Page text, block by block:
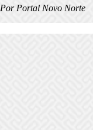
Por Portal Novo Norte